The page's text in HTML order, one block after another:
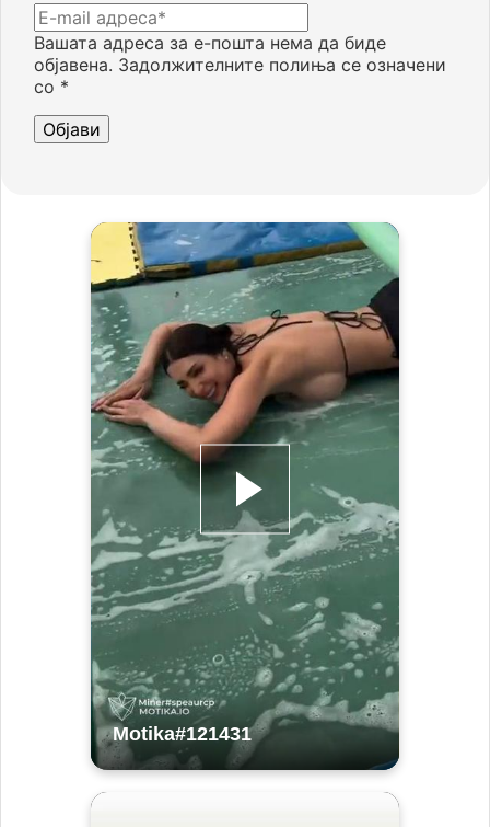
Вашата адреса за е-пошта нема да биде
објавена. Задолжителните полиња се означени
со *